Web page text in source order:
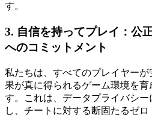
す。
3. 自信を持ってプレイ：公
へのコミットメント
私たちは、すべてのプレイヤー
果が真に得られるゲーム環境を育
す。これは、データプライバシ
し、チートに対する断固たるゼ